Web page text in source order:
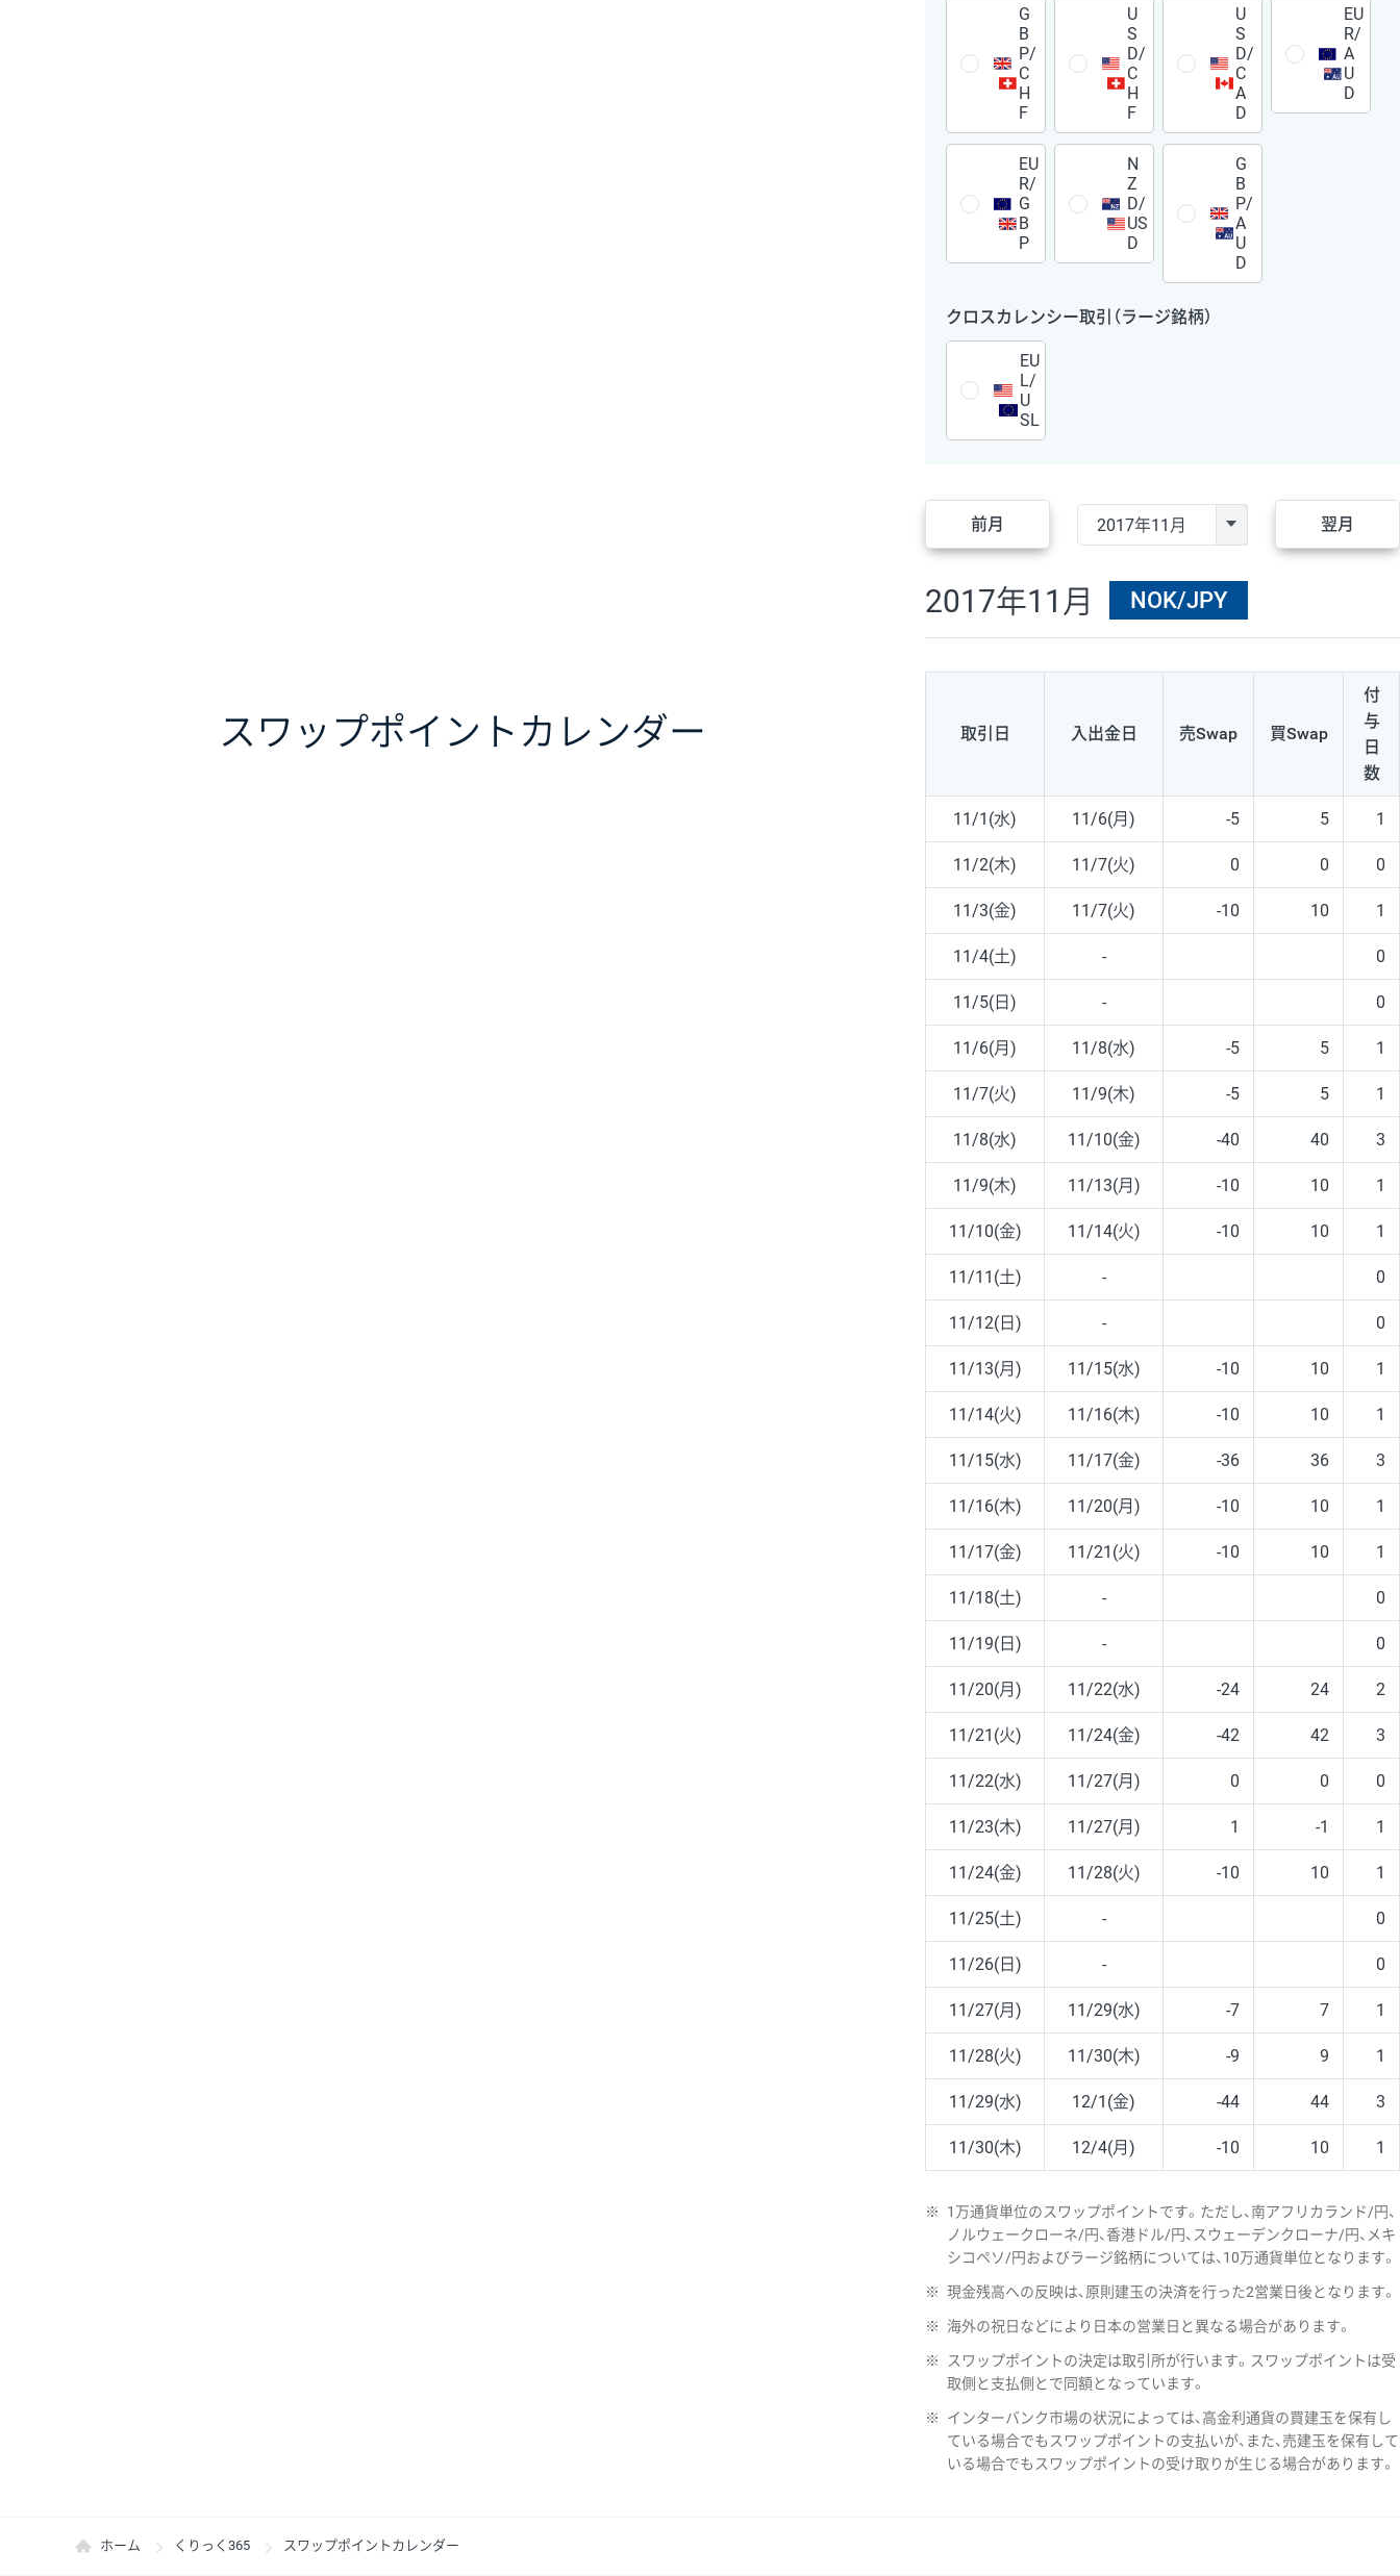
スワップポイント カレンダー
G
B
P/
C
H
F
U
S
D/
C
H
F
U
S
D/
C
A
D
EU
R/
A
U
D
EU
R/
G
B
P
N
Z
D/
US
D
G
B
P/
A
U
D
クロスカレンシー取引（ラージ銘柄）
EU
L/
U
SL
前月 翌月
2017年11月 NOK/JPY
取引日 入出金日 売Swap 買Swap
付
与
日
数
11/1(水) 11/6(月) -5 5 1
11/2(木) 11/7(火) 0 0 0
11/3(金) 11/7(火) -10 10 1
11/4(土) - 0
11/5(日) - 0
11/6(月) 11/8(水) -5 5 1
11/7(火) 11/9(木) -5 5 1
11/8(水) 11/10(金) -40 40 3
11/9(木) 11/13(月) -10 10 1
11/10(金) 11/14(火) -10 10 1
11/11(土) - 0
11/12(日) - 0
11/13(月) 11/15(水) -10 10 1
11/14(火) 11/16(木) -10 10 1
11/15(水) 11/17(金) -36 36 3
11/16(木) 11/20(月) -10 10 1
11/17(金) 11/21(火) -10 10 1
11/18(土) - 0
11/19(日) - 0
11/20(月) 11/22(水) -24 24 2
11/21(火) 11/24(金) -42 42 3
11/22(水) 11/27(月) 0 0 0
11/23(木) 11/27(月) 1 -1 1
11/24(金) 11/28(火) -10 10 1
11/25(土) - 0
11/26(日) - 0
11/27(月) 11/29(水) -7 7 1
11/28(火) 11/30(木) -9 9 1
11/29(水) 12/1(金) -44 44 3
11/30(木) 12/4(月) -10 10 1
※
1万通貨単位のスワップポイントです。ただし、南アフリカランド/円、
ノルウェークローネ/円、香港ドル/円、スウェーデンクローナ/円、メキ
シコペソ/円およびラージ銘柄については、10万通貨単位となります。
※ 現金残高への反映は、原則建玉の決済を行った2営業日後となります。
※ 海外の祝日などにより日本の営業日と異なる場合があります。
※
スワップポイントの決定は取引所が行います。スワップポイントは受
取側と支払側とで同額となっています。
※
インターバンク市場の状況によっては、高金利通貨の買建玉を保有し
ている場合でもスワップポイントの支払いが、また、売建玉を保有して
いる場合でもスワップポイントの受け取りが生じる場合があります。
ホーム くりっく365 スワップポイントカレンダー